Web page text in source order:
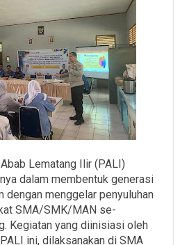
Lematang Ilir (PALI)
dalam membentuk generasi
dengan menggelar penyuluhan
SMA/SMK/MAN se-
Kegiatan yang diinisiasi oleh
ini, dilaksanakan di SMA